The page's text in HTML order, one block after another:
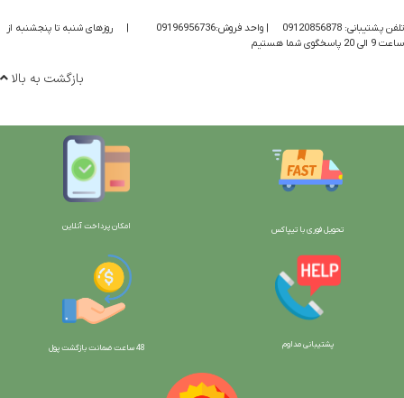
تلفن پشتیبانی: 09120856878 | واحد فروش:09196956736 |
روزهای شنبه تا پنجشنبه از
ساعت 9 الی 20 پاسخگوی شما هستیم
بازگشت به بالا
تحویل فوری با تیپاکس امکان پرداخت آنلاین
پشتیبانی مداوم 48 ساعت ضمانت بازگش ت پول